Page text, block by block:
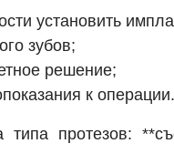
установить
зубов;
решение;
к операции.
типа протезов: